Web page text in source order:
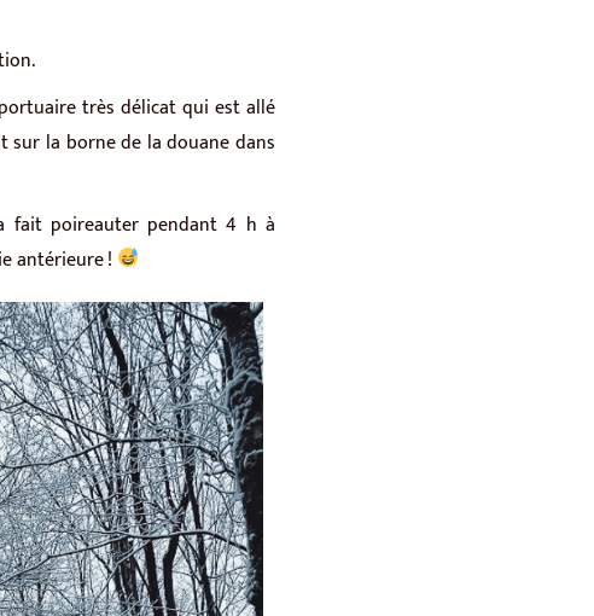
très délicat qui est allé
la borne de la douane dans
fait poireauter pendant 4 h à
antérieure !